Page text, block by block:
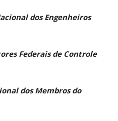
dos Engenheiros
Federais de Controle
dos Membros do